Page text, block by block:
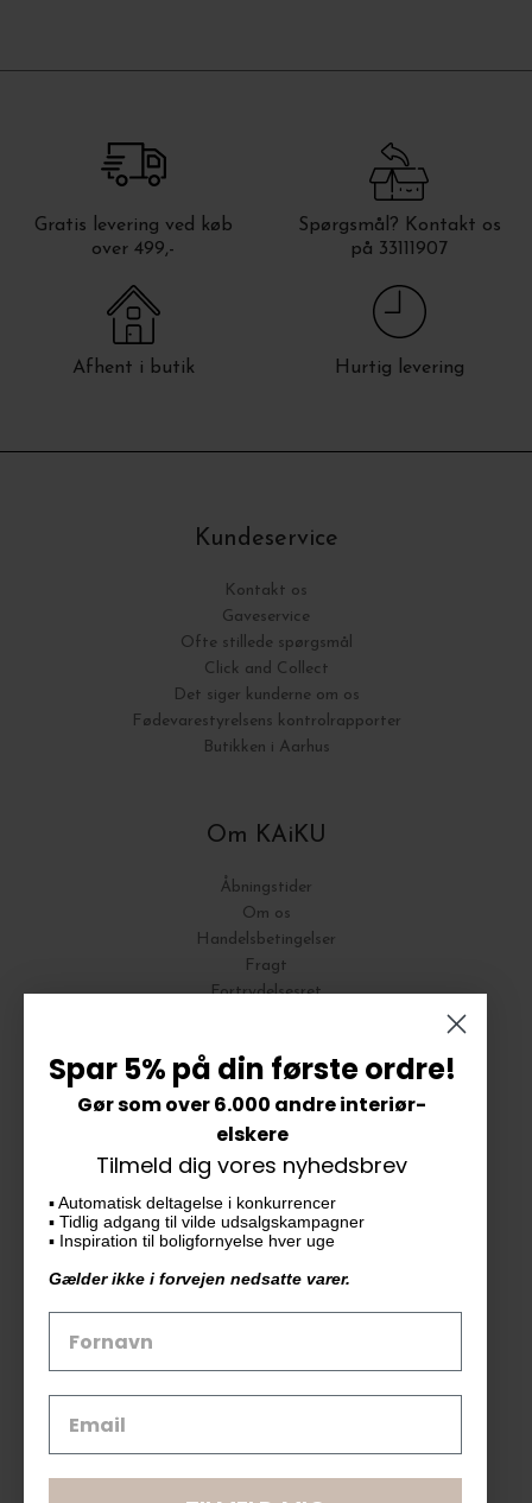
Gratis levering ved køb
over 499,-
Spørgsmål? Kontakt os
på 33111907
Afhent i butik Hurtig levering
Kundeservice
Kontakt os
Gaveservice
Ofte stillede spørgsmål
Click and Collect
Det siger kunderne om os
Fødevarestyrelsens kontrolrapporter
Butikken i Aarhus
Om KAiKU
Åbningstider
Om os
Handelsbetingelser
Fragt
Fortrydelsesret
Vores butik
KAiKU ApS
Langdalsvej 46, bygning 7
8220 Brabrand
Tlf. 33 11 19 07
CVR-nr. 30715349
Spar 5% på din første ordre!
Gør som over 6.000 andre interiør-
elskere
Tilmeld dig vores nyhedsbrev
▪️ Automatisk deltagelse i konkurrencer
▪️ Tidlig adgang til vilde udsalgskampagner
▪️ Inspiration til boligfornyelse hver uge
Gælder ikke i forvejen nedsatte varer.